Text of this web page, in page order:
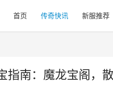
首页 传奇快讯 新服推荐
指南：魔龙宝阁，